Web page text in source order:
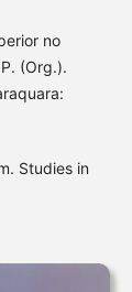
no
(Org.).
Studies in